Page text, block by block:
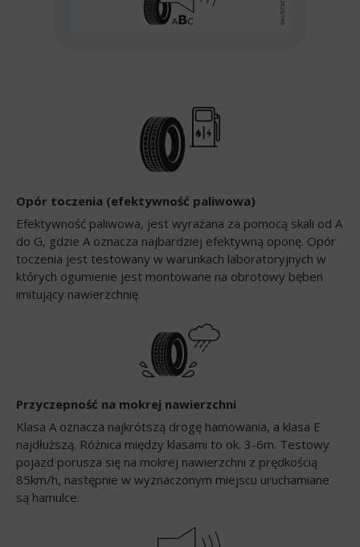
Opór toczenia (efektywność paliwowa)
Efektywność paliwowa, jest wyrażana za pomocą skali od A
do G, gdzie A oznacza najbardziej efektywną oponę. Opór
toczenia jest testowany w warunkach laboratoryjnych w
których ogumienie jest montowane na obrotowy bęben
imitujący nawierzchnię.
Przyczepność na mokrej nawierzchni
Klasa A oznacza najkrótszą drogę hamowania, a klasa E
najdłuższą. Różnica między klasami to ok. 3-6m. Testowy
pojazd porusza się na mokrej nawierzchni z prędkością
85km/h, następnie w wyznaczonym miejscu uruchamiane
są hamulce.